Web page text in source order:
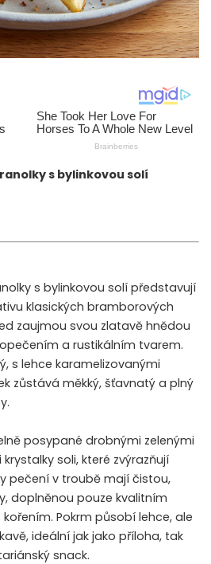
s bylinkovou solí
s bylinkovou solí představují
klasických bramborových
zaujmou svou zlatavě hnědou
a rustikálním tvarem.
s lehce karamelizovanými
zůstává měkký, šťavnatý a plný
posypané drobnými zelenými
soli, které zvýrazňují
pečení v troubě mají čistou,
doplněnou pouze kvalitním
Pokrm působí lehce, ale
ideální jak jako příloha, tak
snack.